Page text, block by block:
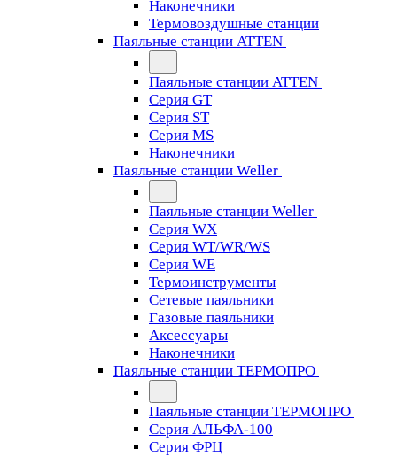
Наконечники
Термовоздушные станции
Паяльные станции ATTEN
Паяльные станции ATTEN
Серия GT
Серия ST
Серия MS
Наконечники
Паяльные станции Weller
Паяльные станции Weller
Серия WX
Серия WT/WR/WS
Серия WE
Термоинструменты
Сетевые паяльники
Газовые паяльники
Аксессуары
Наконечники
Паяльные станции ТЕРМОПРО
Паяльные станции ТЕРМОПРО
Серия АЛЬФА-100
Серия ФРЦ